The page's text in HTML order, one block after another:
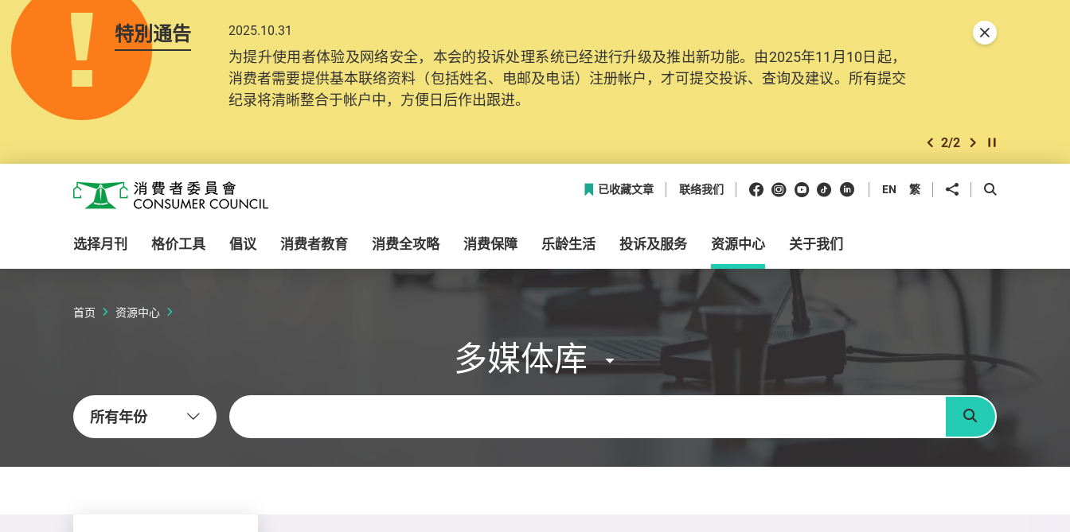
特別通告 2025.10.31
为提升使用者体验及网络安全，本会的投诉处理系统已经进行升级及推出新功能。由2025年11月10日起，
消费者需要提供基本联络资料（包括姓名、电邮及电话）注册帐户，才可提交投诉、查询及建议。所有提交
纪录将清晰整合于帐户中，方便日后作出跟进。
上一个
2/2 下一个开始/暂停幻灯
关闭特別通告
消费者委员会
已收藏文章 联络我们 Facebook
Instagram
Youtube
抖音领英 EN 繁 分享到 开启搜寻框
选择月刊 格价工具 倡议 消费者教育 消费全攻略 消费保障 乐龄生活 投诉及服务 资源中心 关于我们
首页 资源中心
多媒体库
所有年份
关键字
搜寻